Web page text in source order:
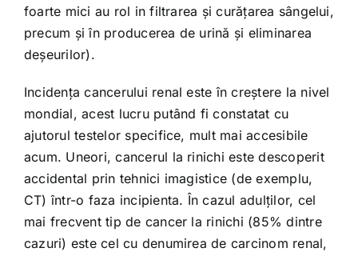
foarte mici au rol in filtrarea și curățarea sângelui,
precum și în producerea de urină și eliminarea
deșeurilor).
Incidența cancerului renal este în creștere la nivel
mondial, acest lucru putând fi constatat cu
ajutorul testelor specifice, mult mai accesibile
acum. Uneori, cancerul la rinichi este descoperit
accidental prin tehnici imagistice (de exemplu,
CT) într-o faza incipienta. În cazul adulților, cel
mai frecvent tip de cancer la rinichi (85% dintre
cazuri) este cel cu denumirea de carcinom renal,